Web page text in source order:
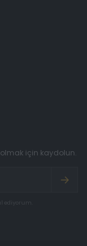
olmak için kaydolun.
ediyorum.